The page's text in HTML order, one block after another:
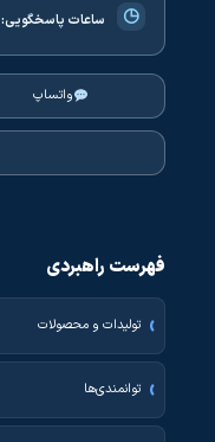
◷ ساعات پاسخگویی:
واتساپ
فهرست راهبردی
تولیدات و محصولات
توانمندی‌ها